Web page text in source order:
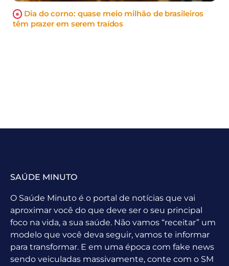
Dia do corno: quase meio milhão de brasileiros
têm prazer em serem traídos
SAÚDE MINUTO
O Saúde Minuto é o portal de notícias que vai
aproximar você do que deve ser o seu principal
foco na vida, a sua saúde. Não vamos “receitar” um
modelo que você deva seguir, vamos te informar
para transformar. E em uma época com fake news
sendo veiculadas massivamente, conte com o SM